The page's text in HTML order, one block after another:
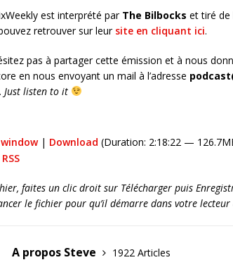
est interprété par The Bilbocks et tiré de
retrouver sur leur site en cliquant ici.
pas à partager cette émission et à nous
en nous envoyant un mail à l’adresse
Just listen to it
| Download (Duration: 2:18:22 —
RSS
faites un clic droit sur Télécharger puis
le fichier pour qu’il démarre dans votre
A propos Steve
1922 Articles